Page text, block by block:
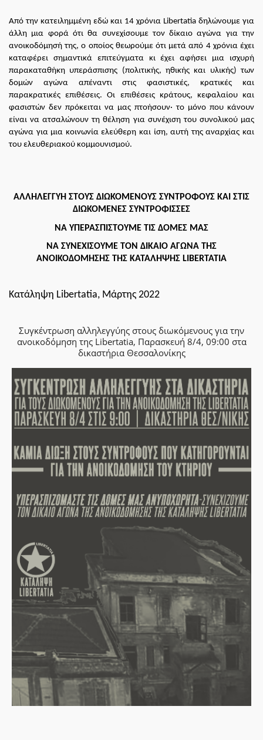
Από την κατειλημμένη εδώ και 14 χρόνια Libertatia δηλώνουμε για
άλλη μια φορά ότι θα συνεχίσουμε τον δίκαιο αγώνα για την
ανοικοδόμησή της, ο οποίος θεωρούμε ότι μετά από 4 χρόνια έχει
καταφέρει σημαντικά επιτεύγματα κι έχει αφήσει μια ισχυρή
παρακαταθήκη υπεράσπισης (πολιτικής, ηθικής και υλικής) των
δομών αγώνα απέναντι στις φασιστικές, κρατικές και
παρακρατικές επιθέσεις. Οι επιθέσεις κράτους, κεφαλαίου και
φασιστών δεν πρόκειται να μας πτοήσουν· το μόνο που κάνουν
είναι να ατσαλώνουν τη θέληση για συνέχιση του συνολικού μας
αγώνα για μια κοινωνία ελεύθερη και ίση, αυτή της αναρχίας και
του ελευθεριακού κομμουνισμού.
ΑΛΛΗΛΕΓΓΥΗ ΣΤΟΥΣ ΔΙΩΚΟΜΕΝΟΥΣ ΣΥΝΤΡΟΦΟΥΣ ΚΑΙ ΣΤΙΣ
ΔΙΩΚΟΜΕΝΕΣ ΣΥΝΤΡΟΦΙΣΣΕΣ
ΝΑ ΥΠΕΡΑΣΠΙΣΤΟΥΜΕ ΤΙΣ ΔΟΜΕΣ ΜΑΣ
ΝΑ ΣΥΝΕΧΙΣΟΥΜΕ ΤΟΝ ΔΙΚΑΙΟ ΑΓΩΝΑ ΤΗΣ
ΑΝΟΙΚΟΔΟΜΗΣΗΣ ΤΗΣ ΚΑΤΑΛΗΨΗΣ LIBERTATIA
Κατάληψη Libertatia, Μάρτης 2022
Συγκέντρωση αλληλεγγύης στους διωκόμενους για την
ανοικοδόμηση της Libertatia, Παρασκευή 8/4, 09:00 στα
δικαστήρια Θεσσαλονίκης